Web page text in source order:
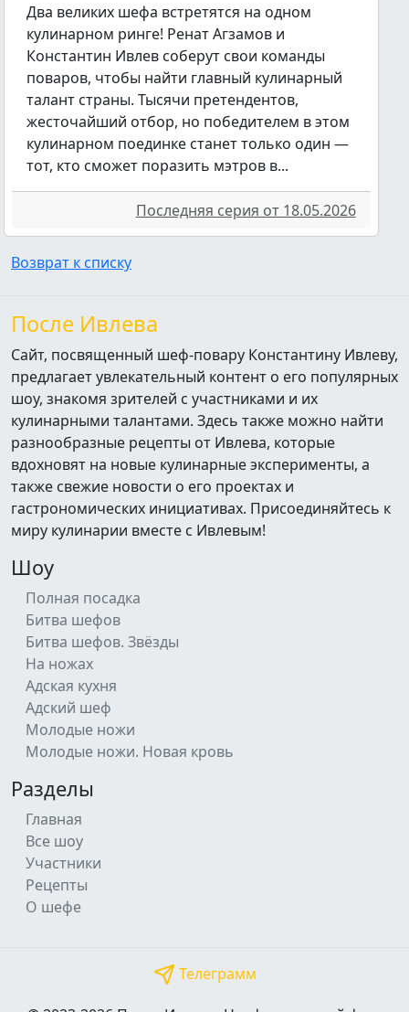
Два великих шефа встретятся на одном
кулинарном ринге! Ренат Агзамов и
Константин Ивлев соберут свои команды
поваров, чтобы найти главный кулинарный
талант страны. Тысячи претендентов,
жесточайший отбор, но победителем в этом
кулинарном поединке станет только один —
тот, кто сможет поразить мэтров в...
Последняя серия от 18.05.2026
Возврат к списку
После Ивлева
Сайт, посвященный шеф-повару Константину Ивлеву,
предлагает увлекательный контент о его популярных
шоу, знакомя зрителей с участниками и их
кулинарными талантами. Здесь также можно найти
разнообразные рецепты от Ивлева, которые
вдохновят на новые кулинарные эксперименты, а
также свежие новости о его проектах и
гастрономических инициативах. Присоединяйтесь к
миру кулинарии вместе с Ивлевым!
Шоу
Полная посадка
Битва шефов
Битва шефов. Звёзды
На ножах
Адская кухня
Адский шеф
Молодые ножи
Молодые ножи. Новая кровь
Разделы
Главная
Все шоу
Участники
Рецепты
О шефе
Телеграмм